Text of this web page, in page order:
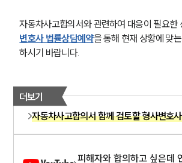
자동차사고합의서와 관련하여 대응이 필요한
변호사 법률상담예약을 통해 현재 상황에 맞
하시기 바랍니다.
더보기
자동차사고합의서 함께 검토할 형사변호
피해자와 합의하고 싶은데